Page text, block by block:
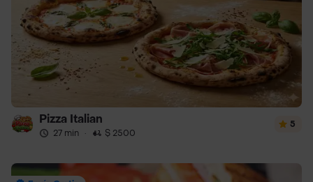
Pizza Italian
27 min · $ 2500
5